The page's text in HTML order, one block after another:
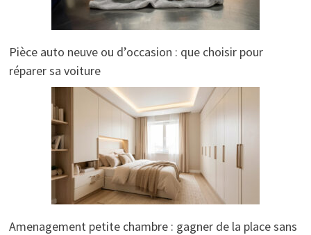
Pièce auto neuve ou d’occasion : que choisir pour
réparer sa voiture
Amenagement petite chambre : gagner de la place sans